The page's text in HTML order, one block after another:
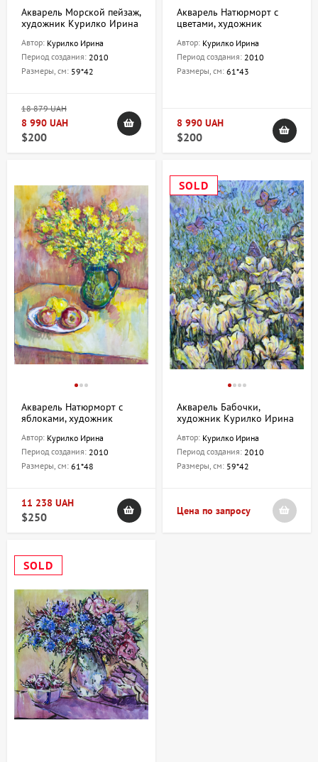
Акварель Морской пейзаж,
художник Курилко Ирина
Автор: Курилко Ирина
Период создания: 2010
Размеры, см: 59*42
18 879 UAH
8 990 UAH
$200
Акварель Натюрморт с
цветами, художник
Автор: Курилко Ирина
Период создания: 2010
Размеры, см: 61*43
8 990 UAH
$200
Акварель Натюрморт с
яблоками, художник
Автор: Курилко Ирина
Период создания: 2010
Размеры, см: 61*48
11 238 UAH
$250
SOLD
Акварель Бабочки,
художник Курилко Ирина
Автор: Курилко Ирина
Период создания: 2010
Размеры, см: 59*42
Цена по запросу
SOLD